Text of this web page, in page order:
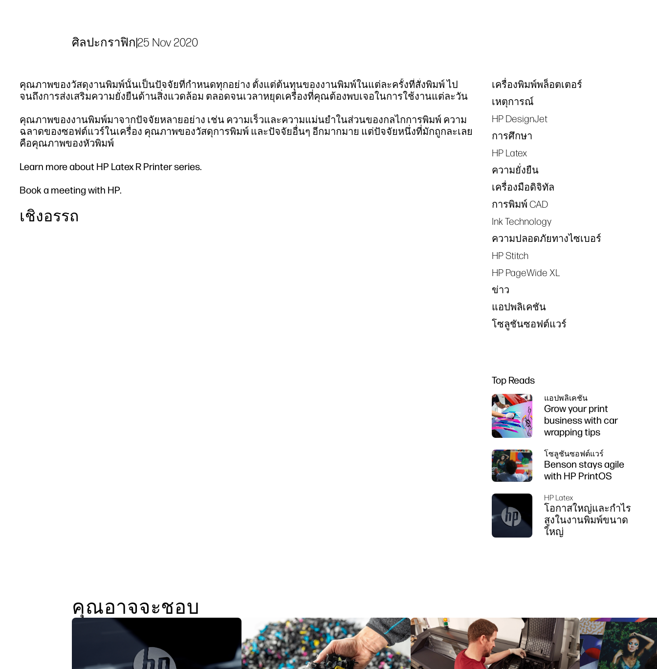
ศิลปะกราฟิก|25 Nov 2020
คุณภาพของวัสดุงานพิมพ์นั้นเป็นปัจจัยที่กำหนดทุกอย่าง ตั้งแต่ต้นทุนของงานพิมพ์ในแต่ละครั้งที่สั่งพิมพ์ ไป
จนถึงการส่งเสริมความยั่งยืนด้านสิ่งแวดล้อม ตลอดจนเวลาหยุดเครื่องที่คุณต้องพบเจอในการใช้งานแต่ละวัน
คุณภาพของงานพิมพ์มาจากปัจจัยหลายอย่าง เช่น ความเร็วและความแม่นยำในส่วนของกลไกการพิมพ์ ความ
ฉลาดของซอฟต์แวร์ในเครื่อง คุณภาพของวัสดุการพิมพ์ และปัจจัยอื่นๆ อีกมากมาย แต่ปัจจัยหนึ่งที่มักถูกละเลย
คือคุณภาพของหัวพิมพ์
Learn more about HP Latex R Printer series.
Book a meeting with HP.
เชิงอรรถ
Tags
เครื่องพิมพ์พล็อตเตอร์
เหตุการณ์
HP DesignJet
การศึกษา
HP Latex
ความยั่งยืน
เครื่องมือดิจิทัล
การพิมพ์ CAD
Ink Technology
ความปลอดภัยทางไซเบอร์
HP Stitch
HP PageWide XL
ข่าว
แอปพลิเคชัน
โซลูชันซอฟต์แวร์
Top Reads
แอปพลิเคชัน
Grow your print
business with car
wrapping tips
โซลูชันซอฟต์แวร์
Benson stays agile
with HP PrintOS
HP Latex
โอกาสใหญ่และกำไร
สูงในงานพิมพ์ขนาด
ใหญ่
คุณอาจจะชอบ